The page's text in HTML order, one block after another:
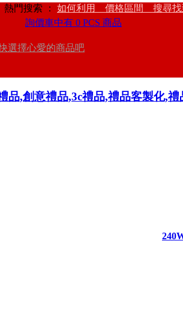
熱門搜索 ： 如何利用 價格區間 搜尋找
詢價車中有 0 PCS 商品
選擇心愛的商品吧
品,創意禮品,3c禮品,禮品客製化,